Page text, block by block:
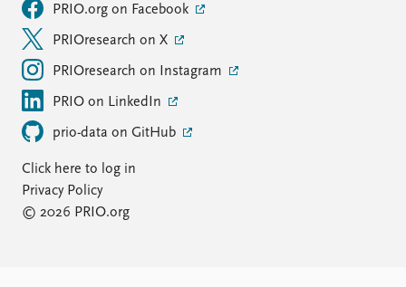
PRIO.org on Facebook
PRIOresearch on X
PRIOresearch on Instagram
PRIO on LinkedIn
prio-data on GitHub
Click here to log in
Privacy Policy
© 2026 PRIO.org